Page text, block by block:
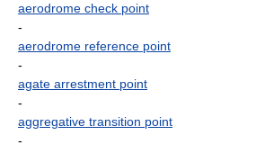
aerodrome check point
-
aerodrome reference point
-
agate arrestment point
-
aggregative transition point
-